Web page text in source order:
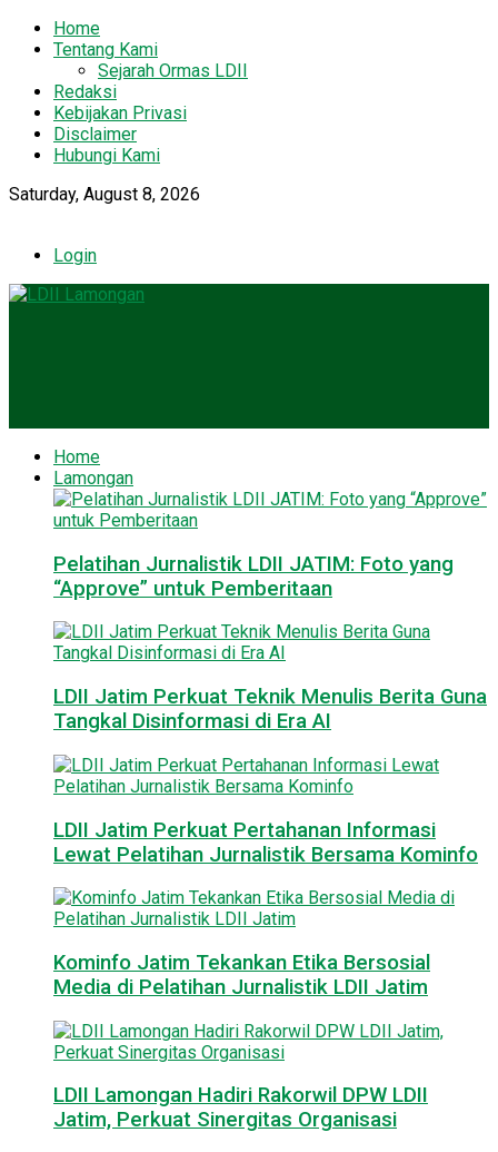
Home
Tentang Kami
Sejarah Ormas LDII
Redaksi
Kebijakan Privasi
Disclaimer
Hubungi Kami
Saturday, August 8, 2026
Login
Home
Lamongan
Pelatihan Jurnalistik LDII JATIM: Foto yang
“Approve” untuk Pemberitaan
LDII Jatim Perkuat Teknik Menulis Berita Guna
Tangkal Disinformasi di Era AI
LDII Jatim Perkuat Pertahanan Informasi
Lewat Pelatihan Jurnalistik Bersama Kominfo
Kominfo Jatim Tekankan Etika Bersosial
Media di Pelatihan Jurnalistik LDII Jatim
LDII Lamongan Hadiri Rakorwil DPW LDII
Jatim, Perkuat Sinergitas Organisasi